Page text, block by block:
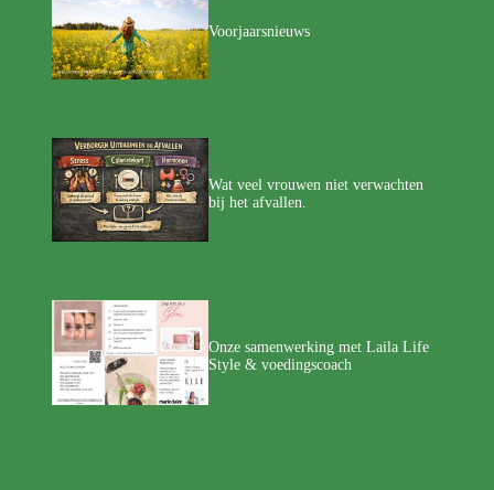
Voorjaarsnieuws
Wat veel vrouwen niet verwachten
bij het afvallen.
Onze samenwerking met Laila Life
Style & voedingscoach